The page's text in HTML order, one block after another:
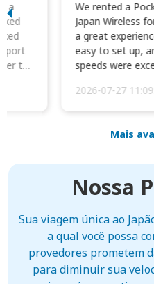
a
to
We rented a
Japan Wireless
a great
easy to set up,
speeds were
2026-07-27
Mais
Nossa
Sua viagem única ao
a qual você possa
provedores prometem
para diminuir sua